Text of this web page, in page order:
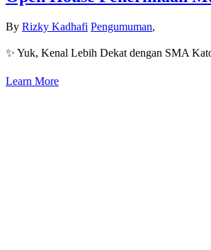
By Rizky Kadhafi Pengumuman,
✨ Yuk, Kenal Lebih Dekat dengan SMA
Learn More